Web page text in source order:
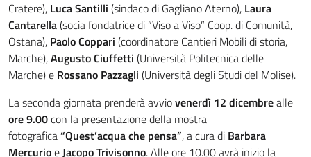
Cratere), Luca Santilli (sindaco di Gagliano Aterno), Laura
Cantarella(socia fondatrice di “Viso a Viso” Coop. di Comunità,
Ostana), Paolo Coppari (coordinatore Cantieri Mobili di storia,
Marche),Augusto Ciuffetti (Università Politecnica delle
Marche) e Rossano Pazzagli (Università degli Studi del Molise).
La seconda giornata prenderà avviovenerdì 12 dicembrealle
ore 9.00con la presentazione della mostra
fotografica“Quest’acqua che pensa”, a cura di Barbara
MercurioeJacopo Trivisonno. Alle ore 10.00 avrà inizio la